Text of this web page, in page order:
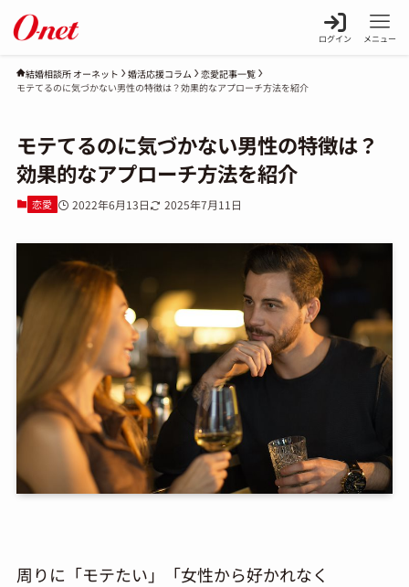
ログイン メニュー
結婚相談所 オーネット 婚活応援コラム
恋愛記事一覧
モテてるのに気づかない男性の特徴は？効果的なアプローチ方法を紹介
モテてるのに気づかない男性の特徴は？
効果的なアプローチ方法を紹介
恋愛 2022年6月13日 2025年7月11日
周りに「モテたい」「女性から好かれなく